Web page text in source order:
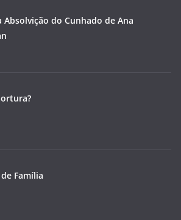
Absolvição do Cunhado de Ana
Família